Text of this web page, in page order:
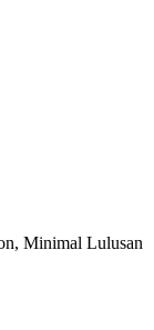
Minimal Lulusan